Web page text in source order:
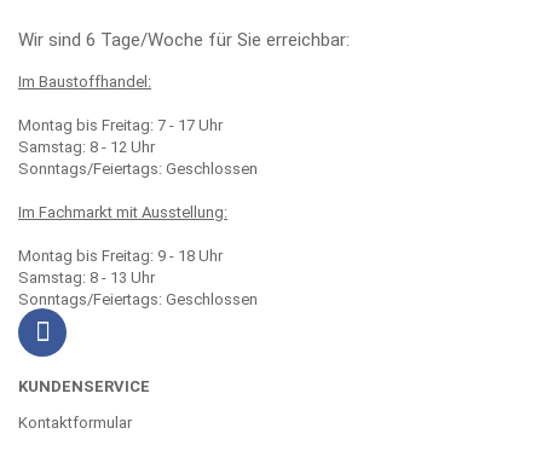
Wir sind 6 Tage/Woche für Sie erreichbar:
Im Baustoffhandel:
Montag bis Freitag: 7 - 17 Uhr
Samstag: 8 - 12 Uhr
Sonntags/Feiertags: Geschlossen
Im Fachmarkt mit Ausstellung:
Montag bis Freitag: 9 - 18 Uhr
Samstag: 8 - 13 Uhr
Sonntags/Feiertags: Geschlossen
KUNDENSERVICE
Kontaktformular